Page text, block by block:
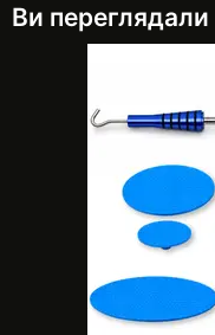
Ви переглядали